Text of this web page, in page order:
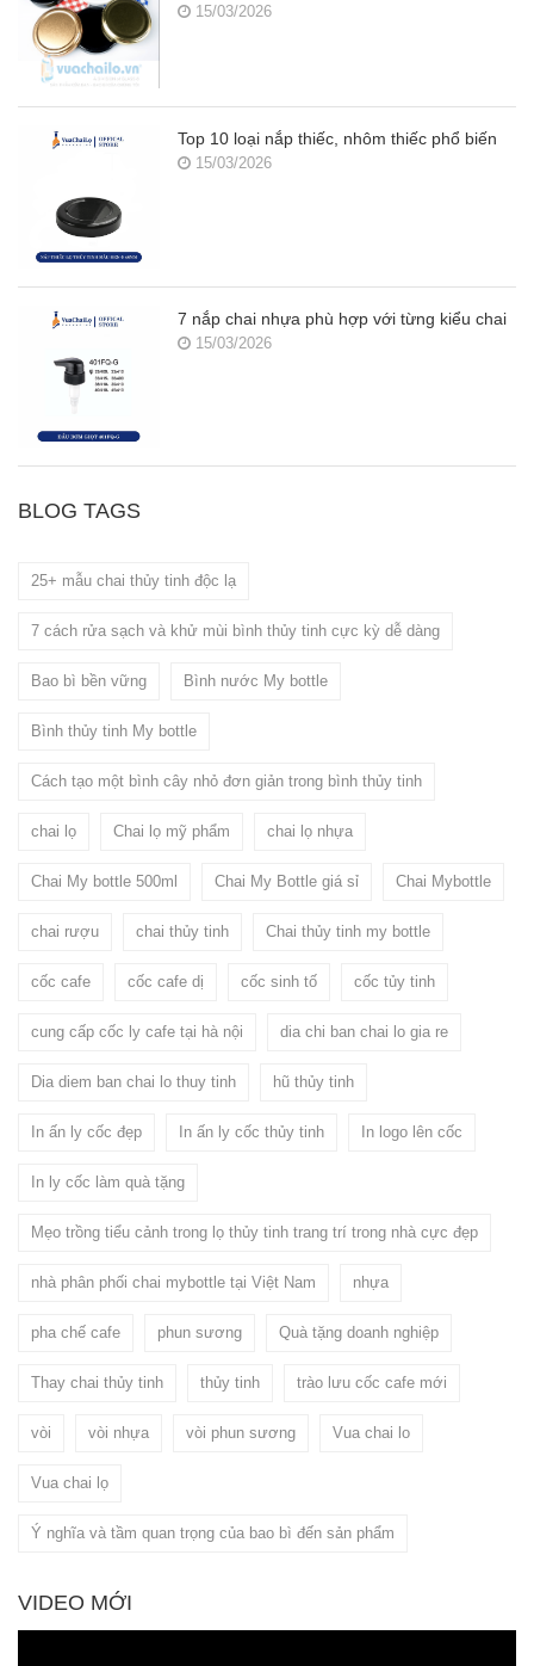
15/03/2026
Top 10 loại nắp thiếc, nhôm thiếc phổ biến
15/03/2026
7 nắp chai nhựa phù hợp với từng kiểu chai
15/03/2026
BLOG TAGS
25+ mẫu chai thủy tinh độc lạ
7 cách rửa sạch và khử mùi bình thủy tinh cực kỳ dễ dàng
Bao bì bền vững Bình nước My bottle
Bình thủy tinh My bottle
Cách tạo một bình cây nhỏ đơn giản trong bình thủy tinh
chai lọ Chai lọ mỹ phẩm chai lọ nhựa
Chai My bottle 500ml Chai My Bottle giá sỉ Chai Mybottle
chai rượu chai thủy tinh Chai thủy tinh my bottle
cốc cafe cốc cafe dị cốc sinh tố cốc tủy tinh
cung cấp cốc ly cafe tại hà nội dia chi ban chai lo gia re
Dia diem ban chai lo thuy tinh hũ thủy tinh
In ấn ly cốc đẹp In ấn ly cốc thủy tinh In logo lên cốc
In ly cốc làm quà tặng
Mẹo trồng tiểu cảnh trong lọ thủy tinh trang trí trong nhà cực đẹp
nhà phân phối chai mybottle tại Việt Nam nhựa
pha chế cafe phun sương Quà tặng doanh nghiệp
Thay chai thủy tinh thủy tinh trào lưu cốc cafe mới
vòi vòi nhựa vòi phun sương Vua chai lo
Vua chai lọ
Ý nghĩa và tầm quan trọng của bao bì đến sản phẩm
VIDEO MỚI